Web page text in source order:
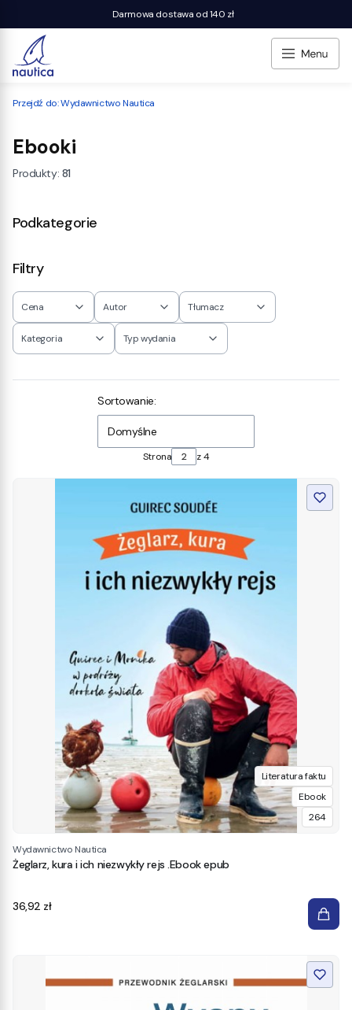
Darmowa dostawa od 140 zł
Przejdź do:Wydawnictwo Nautica
Ebooki
Produkty: 81
Podkategorie
Filtry
Cena Autor Tłumacz
Kategoria Typ wydania
Lista produktów
Sortowanie:
Domyślne
Strona z 4
Literatura faktu
Ebook
264
Wydawnictwo Nautica
Żeglarz, kura i ich niezwykły rejs .Ebook epub
Cena
36,92 zł